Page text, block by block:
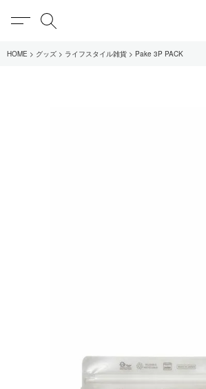
MENU
HOME グッズ ライフスタイル雑貨 Pake 3P PACK